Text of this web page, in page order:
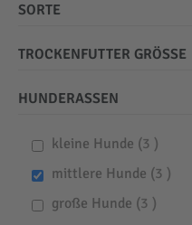
SORTE
TROCKENFUTTER GRÖSSE
HUNDERASSEN
kleine Hunde 3 items
mittlere Hunde 3 items
große Hunde 3 items